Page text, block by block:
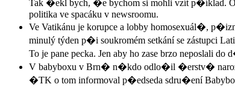
Tak �ekl bych, �e bychom si mohli vzít p�íklad.
politika ve spacáku v newsroomu.
Ve Vatikánu je korupce a lobby homosexuál�,
minulý týden p�i soukromém setkání se zástupci
To je pane pecka. Jen aby ho zase brzo neposlali
V babyboxu v Brn� n�kdo odlo�il �erstv�
�TK o tom informoval p�edseda sdru�ení